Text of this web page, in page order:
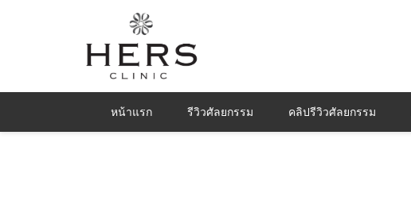
หน้าแรก รีวิวศัลยกรรม คลิปรีวิวศัลยกรรม